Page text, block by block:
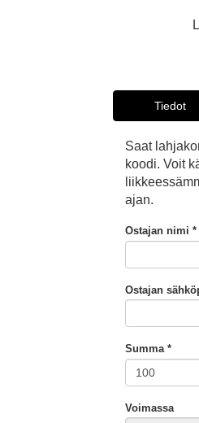
Tiedot
Saat
koodi. Voit
ajan.
Ostajan nimi *
Ostajan
Summa *
Voimassa